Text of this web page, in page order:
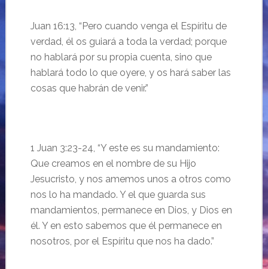
Juan 16:13, “Pero cuando venga el Espíritu de
verdad, él os guiará a toda la verdad; porque
no hablará por su propia cuenta, sino que
hablará todo lo que oyere, y os hará saber las
cosas que habrán de venir.”
1 Juan 3:23-24, “Y este es su mandamiento:
Que creamos en el nombre de su Hijo
Jesucristo, y nos amemos unos a otros como
nos lo ha mandado. Y el que guarda sus
mandamientos, permanece en Dios, y Dios en
él. Y en esto sabemos que él permanece en
nosotros, por el Espíritu que nos ha dado.”